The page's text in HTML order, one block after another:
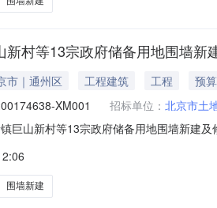
新村等13宗政府储备用地围墙新
市｜通州区 工程建筑 工程
预
XM001 招标单位： 北京市土
巨山新村等13宗政府储备用地围墙新建
等13宗政府储备用地围墙新建及修缮工
围墙新建